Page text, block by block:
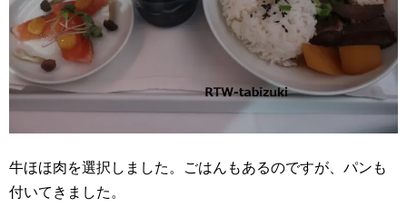
牛ほほ肉を選択しました。ごはんもあるのですが、パンも
付いてきました。